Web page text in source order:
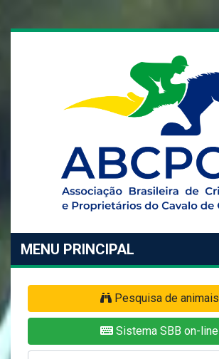
MENU PRINCIPAL
Pesquisa de animais
Sistema SBB on-line